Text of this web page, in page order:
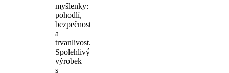
myšlenky:
pohodlí,
bezpečnost
a
trvanlivost.
Spolehlivý
výrobek
s